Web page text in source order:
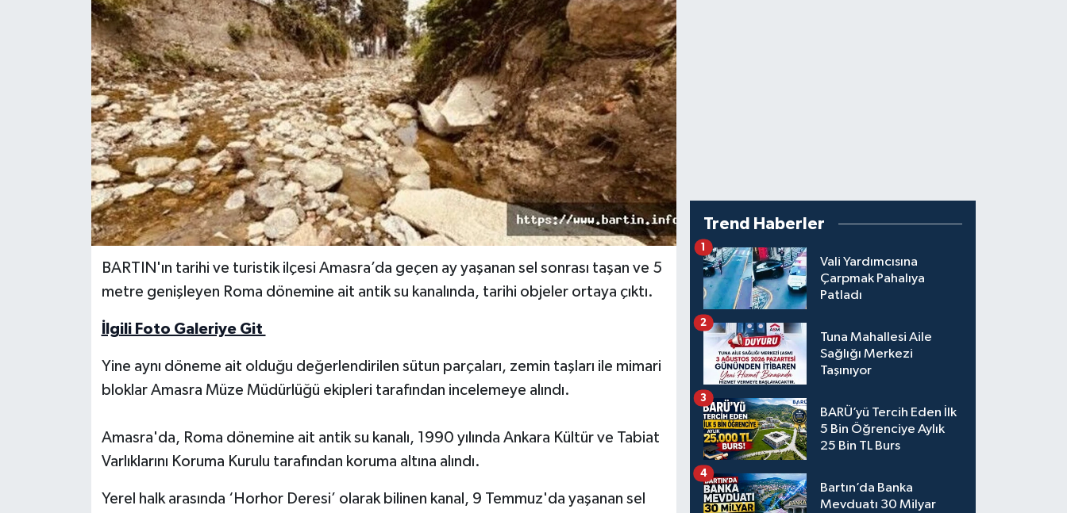
BARTIN'ın tarihi ve turistik ilçesi Amasra’da geçen ay yaşanan sel sonrası taşan ve 5
metre genişleyen Roma dönemine ait antik su kanalında, tarihi objeler ortaya çıktı.
İlgili Foto Galeriye Git
Yine aynı döneme ait olduğu değerlendirilen sütun parçaları, zemin taşları ile mimari
bloklar Amasra Müze Müdürlüğü ekipleri tarafından incelemeye alındı.
Amasra'da, Roma dönemine ait antik su kanalı, 1990 yılında Ankara Kültür ve Tabiat
Varlıklarını Koruma Kurulu tarafından koruma altına alındı.
Yerel halk arasında ‘Horhor Deresi’ olarak bilinen kanal, 9 Temmuz'da yaşanan sel
Trend Haberler
Vali Yardımcısına
Çarpmak Pahalıya
Patladı
1
Tuna Mahallesi Aile
Sağlığı Merkezi
Taşınıyor
2
BARÜ’yü Tercih Eden İlk
5 Bin Öğrenciye Aylık
25 Bin TL Burs
3
Bartın’da Banka
Mevduatı 30 Milyar
4
Sinema
Sivil Toplum
Siyaset
Yerel Yönetimler